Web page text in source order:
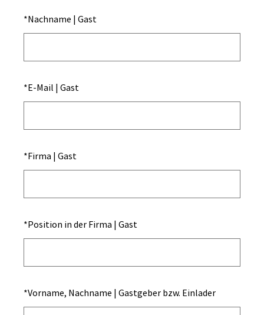
*Nachname | Gast
*E-Mail | Gast
*Firma | Gast
*Position in der Firma | Gast
*Vorname, Nachname | Gastgeber bzw. Einlader